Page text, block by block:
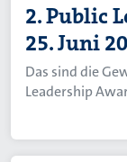
2. Public
25. Juni
Das sind die
Leadership